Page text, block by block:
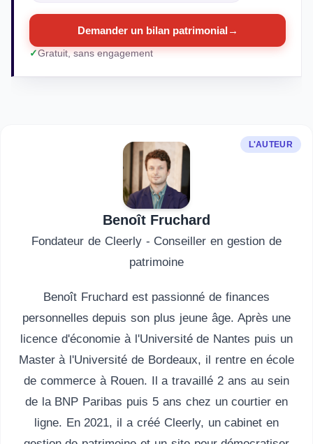
Demander un bilan patrimonial →
Gratuit, sans engagement
L'AUTEUR
Benoît Fruchard
Fondateur de Cleerly - Conseiller en gestion de
patrimoine
Benoît Fruchard est passionné de finances
personnelles depuis son plus jeune âge. Après une
licence d'économie à l'Université de Nantes puis un
Master à l'Université de Bordeaux, il rentre en école
de commerce à Rouen. Il a travaillé 2 ans au sein
de la BNP Paribas puis 5 ans chez un courtier en
ligne. En 2021, il a créé Cleerly, un cabinet en